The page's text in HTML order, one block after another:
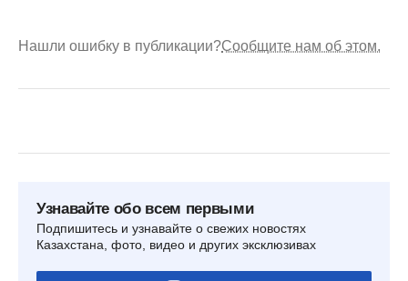
Нашли ошибку в публикации?Сообщите нам об этом.
Узнавайте обо всем первыми
Подпишитесь и узнавайте о свежих новостях
Казахстана, фото, видео и других эксклюзивах